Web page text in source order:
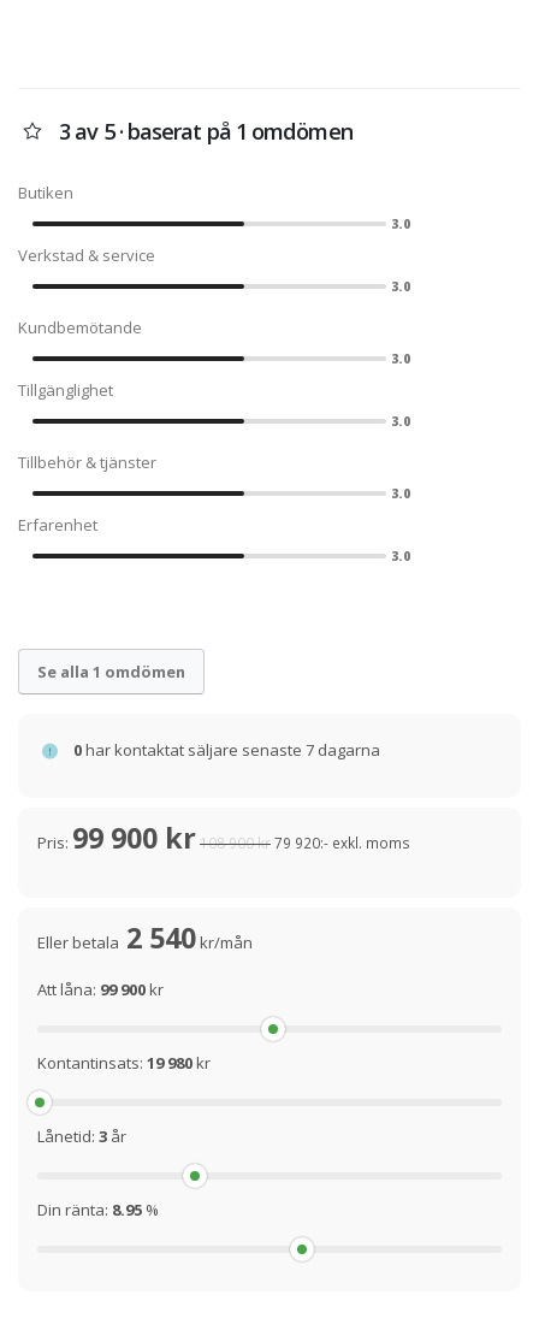
3 av 5 · baserat på 1 omdömen
Butiken
3.0
Verkstad & service
3.0
Kundbemötande
3.0
Tillgänglighet
3.0
Tillbehör & tjänster
3.0
Erfarenhet
3.0
Se alla 1 omdömen
0har kontaktat säljare senaste 7 dagarna
Pris: 99 900 kr108 900 kr79 920:- exkl. moms
Eller betala 2 540kr/mån
Att låna: 99 900kr
Kontantinsats: 19 980kr
Lånetid: 3 år
Din ränta: 8.95 %